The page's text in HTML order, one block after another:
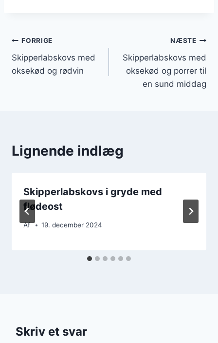
Indlægsnavigation
FORRIGE
Skipperlabskovs med
oksekød og rødvin
NÆSTE
Skipperlabskovs med
oksekød og porrer til
en sund middag
Lignende indlæg
Skipperlabskovs i gryde med
flødeost
Af 19. december 2024
Skriv et svar